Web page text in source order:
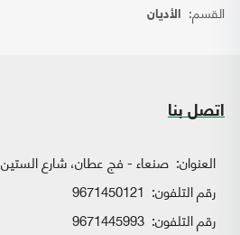
القسم: الأديان
اتصل بنا
العنوان: صنعاء - فج عطان، شارع الستين
رقم التلفون: 9671450121
رقم التلفون: 9671445993